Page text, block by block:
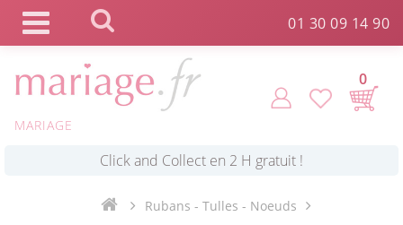
01 30 09 14 90
MARIAGE
0
Commande expédiée en 24h ! *
Rubans - Tulles - Noeuds
Panneau de gestion des cookies